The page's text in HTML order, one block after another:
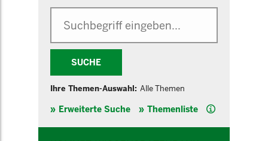
SUCHE
Ihre Themen-Auswahl: Alle Themen
Erweiterte Suche Themenliste Hilfe